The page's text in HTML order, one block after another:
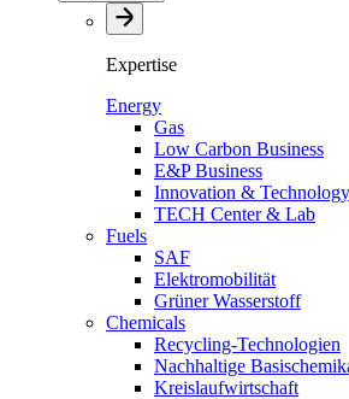
Expertise
Energy
Gas
Low Carbon Business
E&P Business
Innovation &
TECH Center & Lab
Fuels
SAF
Elektromobilität
Grüner Wasserstoff
Chemicals
Recycling-Technologien
Nachhaltige
Kreislaufwirtschaft